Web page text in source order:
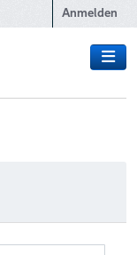
Anmelden